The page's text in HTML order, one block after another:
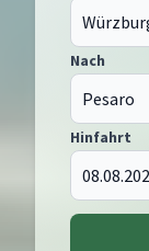
Nach
Hinfahrt